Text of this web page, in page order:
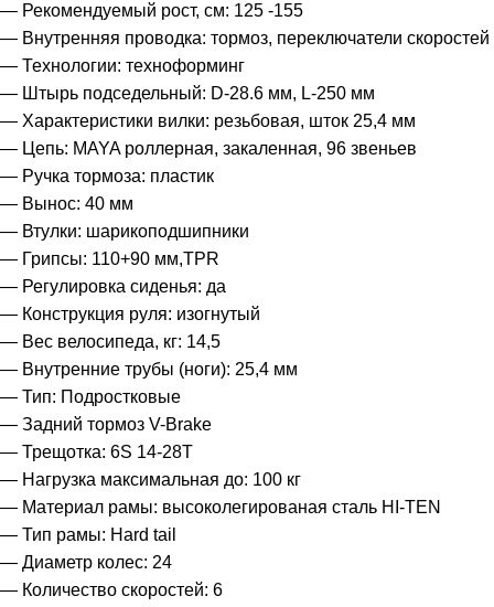
— Рекомендуемый рост, см: 125 -155
— Внутренняя проводка: тормоз, переключатели скоростей
— Технологии: техноформинг
— Штырь подседельный: D-28.6 мм, L-250 мм
— Характеристики вилки: резьбовая, шток 25,4 мм
— Цепь: MAYA роллерная, закаленная, 96 звеньев
— Ручка тормоза: пластик
— Вынос: 40 мм
— Втулки: шарикоподшипники
— Грипсы: 110+90 мм,TPR
— Регулировка сиденья: да
— Конструкция руля: изогнутый
— Вес велосипеда, кг: 14,5
— Внутренние трубы (ноги): 25,4 мм
— Тип: Подростковые
— Задний тормоз V-Brake
— Трещотка: 6S 14-28T
— Нагрузка максимальная до: 100 кг
— Материал рамы: высоколегированая сталь HI-TEN
— Тип рамы: Hard tail
— Диаметр колес: 24
— Количество скоростей: 6